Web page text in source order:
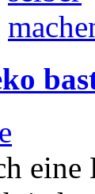
eine